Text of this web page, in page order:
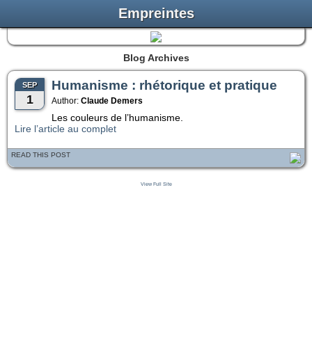
Empreintes
Blog Archives
SEP
1
Humanisme : rhétorique et pratique
Author: Claude Demers
Les couleurs de l’humanisme.
Lire l’article au complet
READ THIS POST
View Full Site